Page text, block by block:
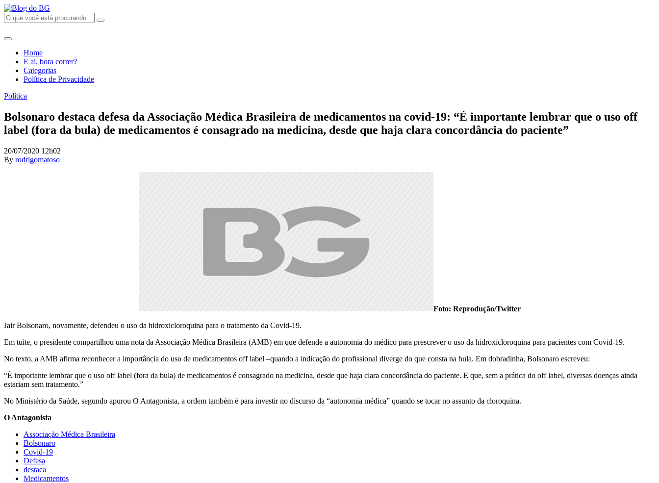
Home
E ai, bora correr?
Categorias
Política de Privacidade
Política
Bolsonaro destaca defesa da Associação Médica Brasileira de medicamentos na covid-19: “É importante lembrar que o uso off
label (fora da bula) de medicamentos é consagrado na medicina, desde que haja clara concordância do paciente”
20/07/2020 12h02
By rodrigomatoso
Foto: Reprodução/Twitter
Jair Bolsonaro, novamente, defendeu o uso da hidroxicloroquina para o tratamento da Covid-19.
Em tuíte, o presidente compartilhou uma nota da Associação Médica Brasileira (AMB) em que defende a autonomia do médico para prescrever o uso da hidroxicloroquina para pacientes com Covid-19.
No texto, a AMB afirma reconhecer a importância do uso de medicamentos off label –quando a indicação do profissional diverge do que consta na bula. Em dobradinha, Bolsonaro escreveu:
“É importante lembrar que o uso off label (fora da bula) de medicamentos é consagrado na medicina, desde que haja clara concordância do paciente. E que, sem a prática do off label, diversas doenças ainda
estariam sem tratamento.”
No Ministério da Saúde, segundo apurou O Antagonista, a ordem também é para investir no discurso da “autonomia médica” quando se tocar no assunto da cloroquina.
O Antagonista
Associação Médica Brasileira
Bolsonaro
Covid-19
Defesa
destaca
Medicamentos